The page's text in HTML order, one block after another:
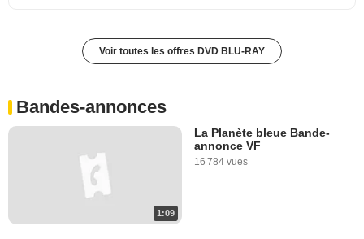
Voir toutes les offres DVD BLU-RAY
Bandes-annonces
1:09
La Planète bleue Bande-
annonce VF
16 784 vues